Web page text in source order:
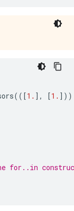
(([1. ], [1.
for..in